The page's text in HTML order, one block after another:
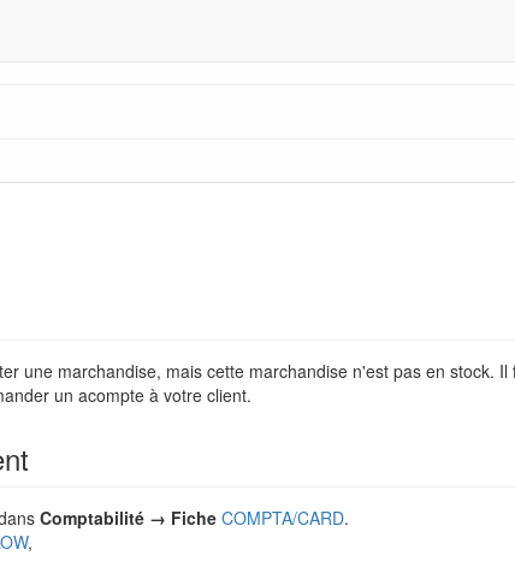
une marchandise, mais cette marchandise n'est pas en stock.
un acompte à votre client.
Comptabilité → Fiche COMPTA/CARD.
,